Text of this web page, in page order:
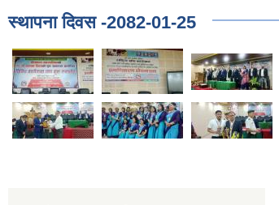
स्थापना दिवस -2082-01-25